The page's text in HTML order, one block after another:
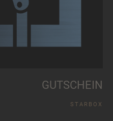
GUTSC H E N
S T A R B O X